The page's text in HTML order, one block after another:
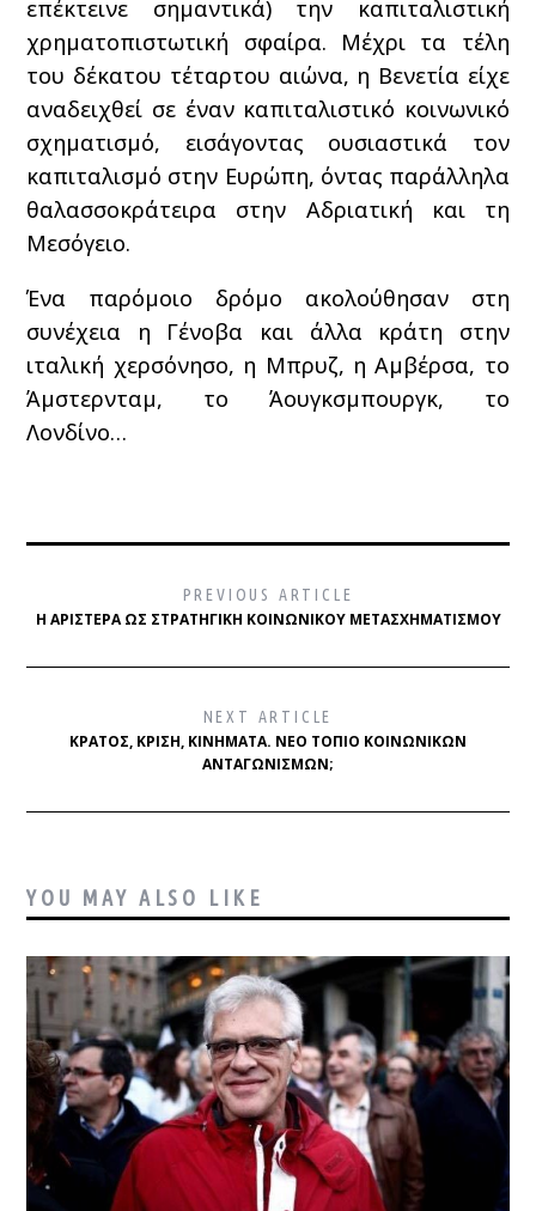
επέκτεινε σημαντικά) την καπιταλιστική
χρηματοπιστωτική σφαίρα. Μέχρι τα τέλη
του δέκατου τέταρτου αιώνα, η Βενετία είχε
αναδειχθεί σε έναν καπιταλιστικό κοινωνικό
σχηματισμό, εισάγοντας ουσιαστικά τον
καπιταλισμό στην Ευρώπη, όντας παράλληλα
θαλασσοκράτειρα στην Αδριατική και τη
Μεσόγειο.
Ένα παρόμοιο δρόμο ακολούθησαν στη
συνέχεια η Γένοβα και άλλα κράτη στην
ιταλική χερσόνησο, η Μπρυζ, η Αμβέρσα, το
Άμστερνταμ, το Άουγκσμπουργκ, το
Λονδίνο…
PREVIOUS ARTICLE
Η ΑΡΙΣΤΕΡΆ ΩΣ ΣΤΡΑΤΗΓΙΚΉ ΚΟΙΝΩΝΙΚΟΎ ΜΕΤΑΣΧΗΜΑΤΙΣΜΟΎ
NEXT ARTICLE
ΚΡΆΤΟΣ, ΚΡΊΣΗ, ΚΙΝΉΜΑΤΑ. ΝΈΟ ΤΟΠΊΟ ΚΟΙΝΩΝΙΚΏΝ
ΑΝΤΑΓΩΝΙΣΜΏΝ;
YOU MAY ALSO LIKE